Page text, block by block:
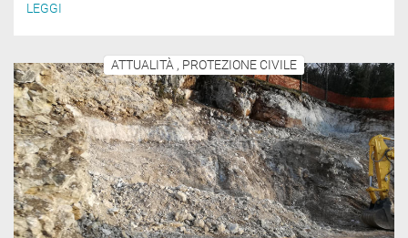
LEGGI
ATTUALITÀ , PROTEZIONE CIVILE